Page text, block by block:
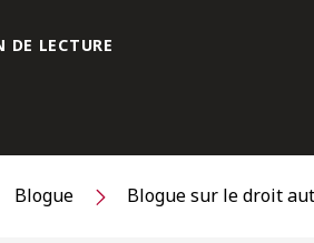
DE LECTURE
Blogue Blogue sur le droit